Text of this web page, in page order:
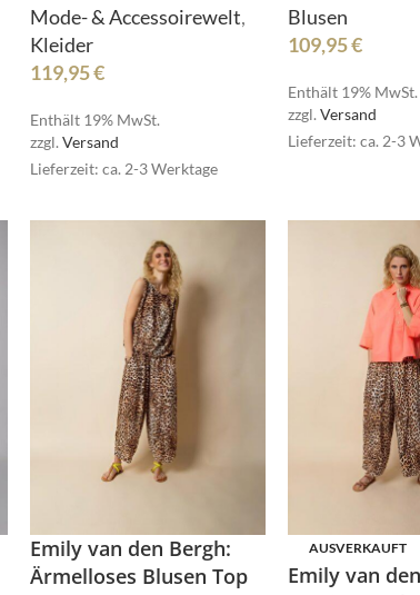
Schmuck
Shirts
Stulpen
Sweater/Hoodies
Taschen
Tücher/Schals
Westen
Wrapper/Tops
Schmuck
Sweater/Hoodies
Taschen
Tücher/Schals
Westen
Wrapper/Tops
Crime London
Mode- & Accessoirewelt,
Kleider
119,95€
Enthält 19% MwSt.
zzgl.Versand
Lieferzeit: ca. 2-3 Werktage
Blusen
109,95€
Enthält 19% MwSt.
zzgl.Versand
Lieferzeit: ca. 2-3
Emily van den Bergh:
Ärmelloses Blusen Top
AUSVERKAUFT
Emily van